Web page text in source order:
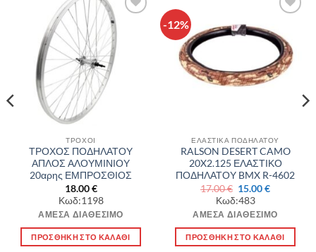
Πρόσθήκη
στην λίστα
επιθυμιών
ΤΡΟΧΟΙ
ΤΡΟΧΟΣ ΠΟΔΗΛΑΤΟΥ
ΑΠΛΟΣ ΑΛΟΥΜΙΝΙΟΥ
20αρης ΕΜΠΡΟΣΘΙΟΣ
18.00€
Κωδ:1198
ΆΜΕΣΑ ΔΙΑΘΈΣΙΜΟ
ΠΡΟΣΘΉΚΗ ΣΤΟ ΚΑΛΆΘΙ
-12%
στην λίστα
επιθυμιών
ΕΛΑΣΤΙΚΑ ΠΟΔΗΛΑΤΟΥ
RALSON DESERT CAMO
20X2.125 ΕΛΑΣΤΙΚΟ
ΠΟΔΗΛΑΤΟΥ BMX R-4602
17.00€ Original
price
was:
17.00 €.
15.00€Η
είναι:
Κωδ:483
ΆΜΕΣΑ ΔΙΑΘΈΣΙΜΟ
ΠΡΟΣΘΉΚΗ ΣΤΟ ΚΑΛΆΘΙ